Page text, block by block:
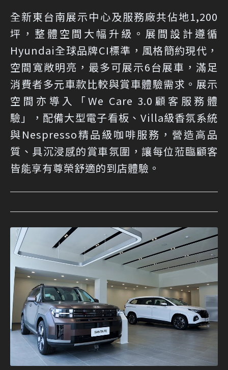
全新東台南展示中心及服務廠共佔地1,200
坪，整體空間大幅升級。展間設計遵循
Hyundai全球品牌CI標準，風格簡約現代，
空間寬敞明亮，最多可展示6台展車，滿足
消費者多元車款比較與賞車體驗需求。展示
空間亦導入「We Care 3.0顧客服務體
驗」，配備大型電子看板、Villa級香氛系統
與Nespresso精品級咖啡服務，營造高品
質、具沉浸感的賞車氛圍，讓每位蒞臨顧客
皆能享有尊榮舒適的到店體驗。